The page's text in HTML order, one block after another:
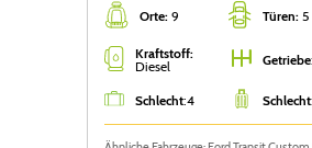
Orte: 9 Türen: 5
Kraftstoff:
Diesel
Getriebe
Schlecht:4 Schlecht